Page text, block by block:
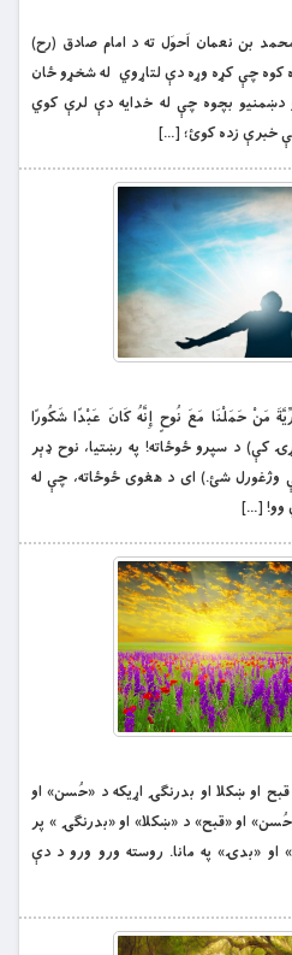
بن نعمان اَحوَل ته د امام صادق (رح)
کوه چې کړه وړه دې لتاړوي له شخړو ځان
بچوه چې له خدایه دې لرې کوي
خبرې زده کوئ؛ […]
مَنْ حَمَلْنَا مَعَ نُوحٍ إِنَّهُ كَانَ عَبْدًا شَكُورًا
بېړۍ كې) د سپرو ځوځاته! په رښتيا، نوح ډېر
وژغورل شئ.) اى د هغوى ځوځاته، چې له
وو! […]
او ښکلا او بدرنګۍ اړيکه د «حُسن» او
او «قبح» د «ښکلا» او «بدرنګۍ » پر
او «بدۍ» په مانا. روسته ورو ورو د دې